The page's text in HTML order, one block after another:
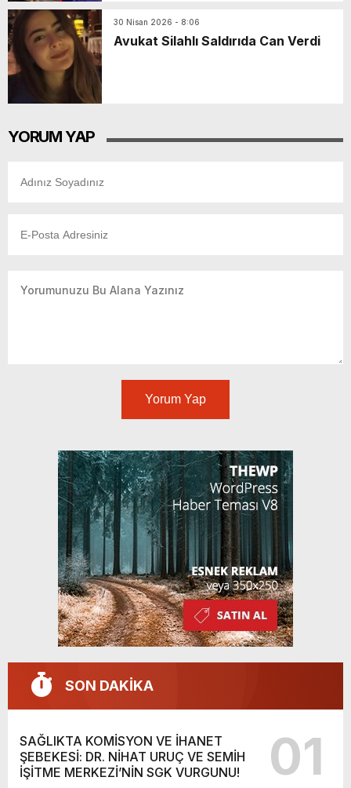
30 Nisan 2026 - 8:06
Avukat Silahlı Saldırıda Can Verdi
YORUM YAP
Yorum Yap
SON DAKİKA
SAĞLIKTA KOMİSYON VE İHANET
ŞEBEKESİ: DR. NİHAT URUÇ VE SEMİH
İŞİTME MERKEZİ’NİN SGK VURGUNU!
01